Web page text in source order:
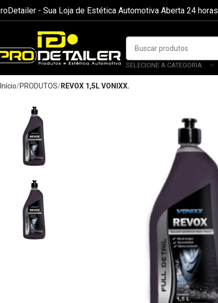
- Sua Loja de Estética Automotiva Aberta 24 horas
SELECIONE A CATEGORIA
Início PRODUTOS REVOX 1,5L VONIXX.